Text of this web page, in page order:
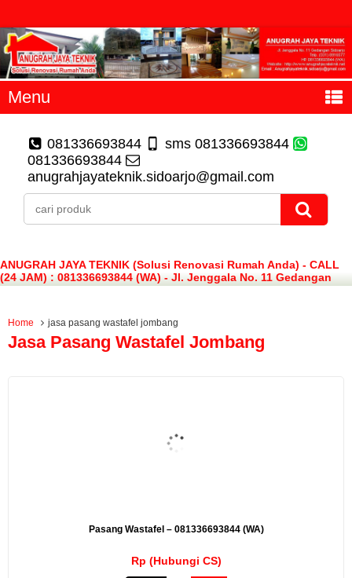
Menu
081336693844
sms 081336693844
081336693844
anugrahjayateknik.sidoarjo@gmail.com
ANUGRAH JAYA TEKNIK (Solusi Renovasi Rumah Anda) - CALL
(24 JAM) : 081336693844 (WA) - Jl. Jenggala No. 11 Gedangan
Sidoarjo
Home jasa pasang wastafel jombang
Jasa Pasang Wastafel Jombang
Pasang Wastafel – 081336693844 (WA)
Rp (Hubungi CS)